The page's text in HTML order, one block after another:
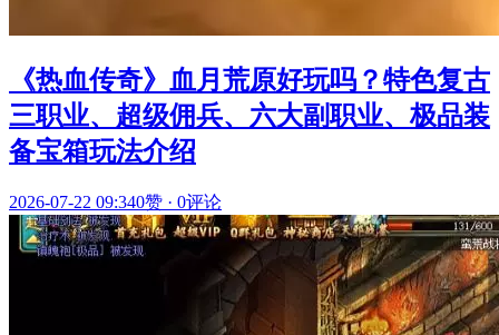
《热血传奇》血月荒原好玩吗？特色复古
三职业、超级佣兵、六大副职业、极品装
备宝箱玩法介绍
2026-07-22 09:340赞 · 0评论